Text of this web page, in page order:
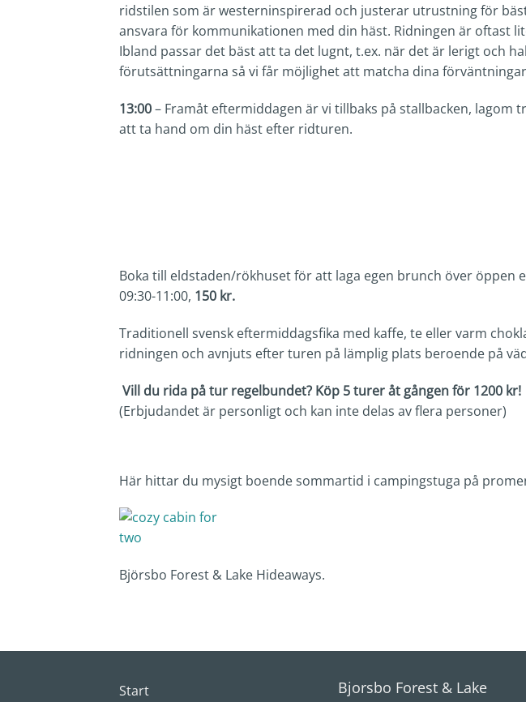
ridstilen som är westerninspirerad och justerar utrustning för
ansvara för kommunikationen med din häst. Ridningen är
Ibland passar det bäst att ta det lugnt, t.ex. när det är lerigt och
förutsättningarna så vi får möjlighet att matcha dina
13:00– Framåt eftermiddagen är vi tillbaks på stallbacken, lagom
att ta hand om din häst efter ridturen.
Boka till eldstaden/rökhuset för att laga egen brunch över
09:30-11:00, 150 kr.
Traditionell svensk eftermiddagsfika med kaffe, te eller varm
ridningen och avnjuts efter turen på lämplig plats beroende på
Vill du rida på tur regelbundet? Köp 5 turer åt gången för 1200 kr!
(Erbjudandet är personligt och kan inte delas av flera personer)
Här hittar du mysigt boende sommartid i campingstuga på
Björsbo Forest & Lake Hideaways.
Start
Bjorsbo Forest & Lake